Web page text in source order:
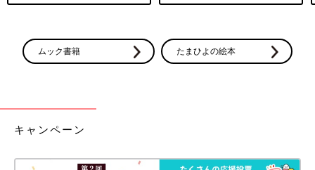
かりました。
――NICUに面会に通う亜紀さんの様子は、謙太さんにはどう見
えていましたか？
です。言葉にはあまり出さなかったけれど、自分よりずっとつら
きることは家事をしたり、搾乳機を洗うことくらいで･･･何もし
ムック書籍 たまひよの絵本
キャンペーン